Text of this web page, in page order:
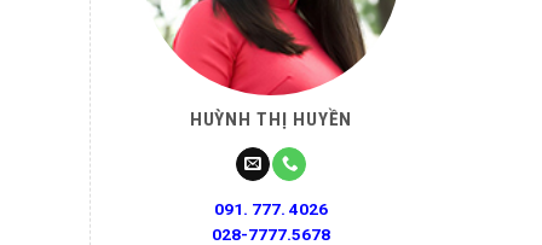
HUỲNH THỊ HUYỀN
091. 777. 4026
028-7777.5678